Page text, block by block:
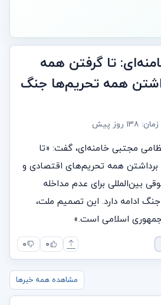
تا گرفتن همه
همه تحریم‌ها جنگ
زمان: ۱۳۸ روز پیش
مجتبی خامنه‌ای، گفت: «تا
همه تحریم‌های اقتصادی و
بین‌المللی برای عدم مداخله
جنگ ادامه دارد. این تصمیم ملت،
اسلامی است.»
۰ ۰
مشاهده همه خبرها